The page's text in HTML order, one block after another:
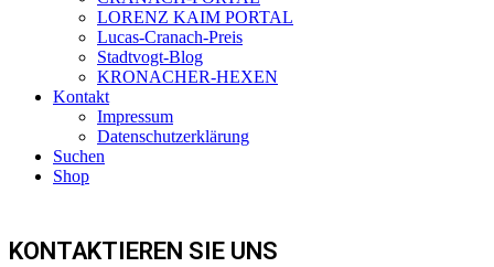
LORENZ KAIM PORTAL
Lucas-Cranach-Preis
Stadtvogt-Blog
KRONACHER-HEXEN
Kontakt
Impressum
Datenschutzerklärung
Suchen
Shop
KONTAKTIEREN SIE UNS